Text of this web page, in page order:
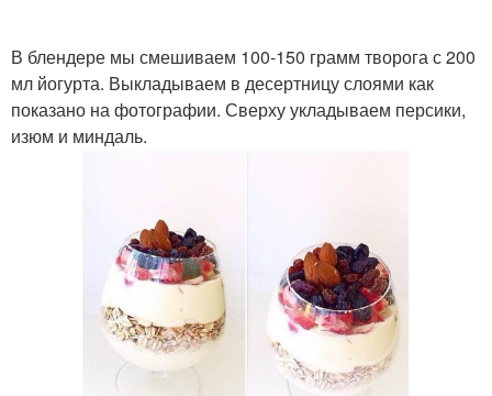
В блендере мы смешиваем 100-150 грамм творога с 200
мл йогурта. Выкладываем в десертницу слоями как
показано на фотографии. Сверху укладываем персики,
изюм и миндаль.